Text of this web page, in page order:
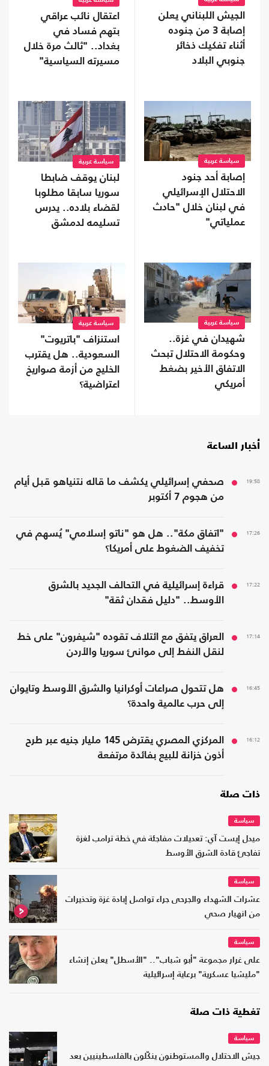
الجيش اللبناني يعلن
إصابة 3 من جنوده
أثناء تفكيك ذخائر
جنوبي البلاد
اعتقال نائب عراقي
بتهم فساد في
بغداد.. "ثالث مرة خلال
مسيرته السياسية"
سياسة عربية
إصابة أحد جنود
الاحتلال الإسرائيلي
في لبنان خلال "حادث
عملياتي"
سياسة عربية
لبنان يوقف ضابطا
سوريا سابقا مطلوبا
لقضاء بلاده.. يدرس
تسليمه لدمشق
سياسة عربية
شهيدان في غزة..
وحكومة الاحتلال تبحث
الاتفاق الأخير بضغط
أمريكي
سياسة عربية
استنزاف "باتريوت"
السعودية.. هل يقترب
الخليج من أزمة صواريخ
اعتراضية؟
أخبار الساعة
19:58
صحفي إسرائيلي يكشف ما قاله نتنياهو قبل أيام
من هجوم 7 أكتوبر
17:26
"اتفاق مكة".. هل هو "ناتو إسلامي" يُسهم في
تخفيف الضغوط على أمريكا؟
17:22
قراءة إسرائيلية في التحالف الجديد بالشرق
الأوسط.. "دليل فقدان ثقة"
17:14
العراق يتفق مع ائتلاف تقوده "شيفرون" على خط
لنقل النفط إلى موانئ سوريا والأردن
16:45
هل تتحول صراعات أوكرانيا والشرق الأوسط وتايوان
إلى حرب عالمية واحدة؟
16:12
المركزي المصري يقترض 145 مليار جنيه عبر طرح
أذون خزانة للبيع بفائدة مرتفعة
ذات صلة
سياسة
ميدل إيست آي: تعديلات مفاجئة في خطة ترامب لغزة
تفاجئ قادة الشرق الأوسط
سياسة
عشرات الشهداء والجرحى جراء تواصل إبادة غزة وتحذيرات
من انهيار صحي
سياسة
على غرار مجموعة "أبو شباب".. "الأسطل" يعلن إنشاء
"مليشيا عسكرية" برعاية إسرائيلية
تغطية ذات صلة
سياسة
جيش الاحتلال والمستوطنون ينكّلون بالفلسطينيين بعد